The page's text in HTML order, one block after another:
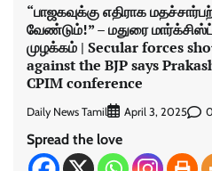
“பாஜகவுக்கு எதிராக
வேண்டும்!” – மதுரை
முழக்கம் | Secular forces
against the BJP says
CPIM conference
Daily News Tamil April 3, 2025
Spread the love